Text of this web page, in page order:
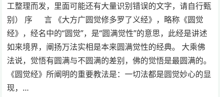
工整理而发，里面可能还有大量识别错误的文字，请自行甄
别） 序 言 《大方广圆觉修多罗了义经》，略称《圆觉
经》，经名中的“圆觉”，是“圆满觉性”的意思，此经是讲述
如来境界，阐扬万法实相是本来圆满觉性的经典。 大乘佛
法说，觉悟有圆满与不圆满的差别，佛的觉悟是最圆满的。
《圆觉经》所阐明的重要教法是：一切法都是圆觉妙心的显
现，…